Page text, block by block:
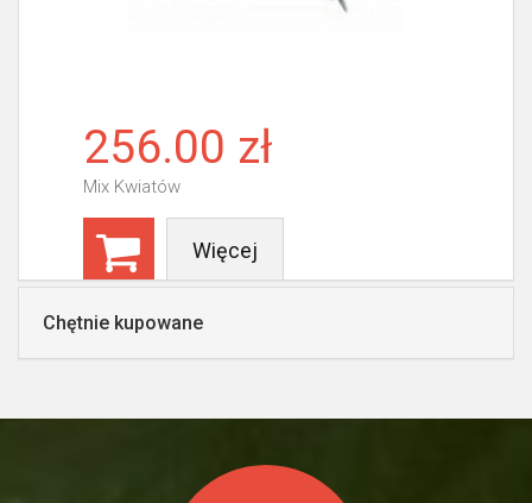
256.00 zł
Mix Kwiatów
Więcej
Chętnie kupowane